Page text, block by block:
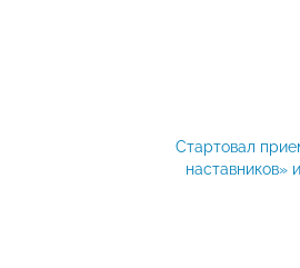
Стартовал
наставников»